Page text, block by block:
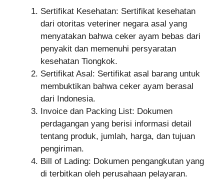
Sertifikat Kesehatan: Sertifikat kesehatan
dari otoritas veteriner negara asal yang
menyatakan bahwa ceker ayam bebas dari
penyakit dan memenuhi persyaratan
kesehatan Tiongkok.
Sertifikat Asal: Sertifikat asal barang untuk
membuktikan bahwa ceker ayam berasal
dari Indonesia.
Invoice dan Packing List: Dokumen
perdagangan yang berisi informasi detail
tentang produk, jumlah, harga, dan tujuan
pengiriman.
Bill of Lading: Dokumen pengangkutan yang
di terbitkan oleh perusahaan pelayaran.